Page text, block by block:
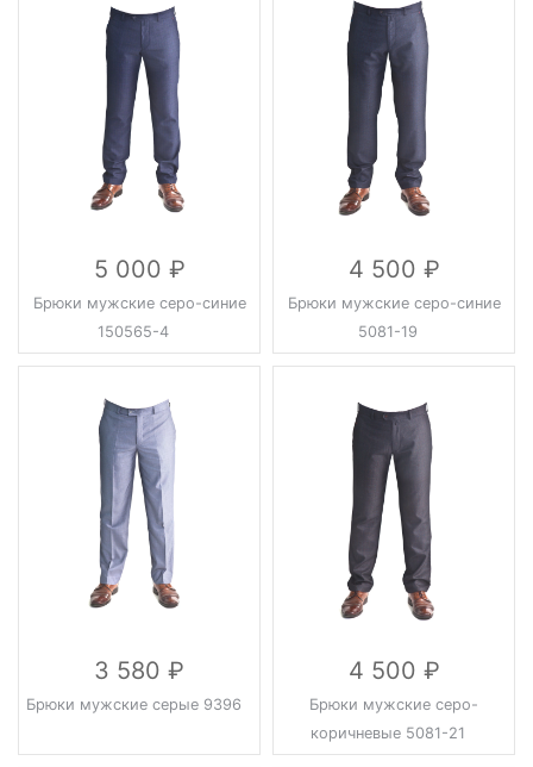
5 000
Брюки мужские серо-синие
150565-4
4 500
Брюки мужские серо-синие
5081-19
3 580
Брюки мужские серые 9396
4 500
Брюки мужские серо-
коричневые 5081-21